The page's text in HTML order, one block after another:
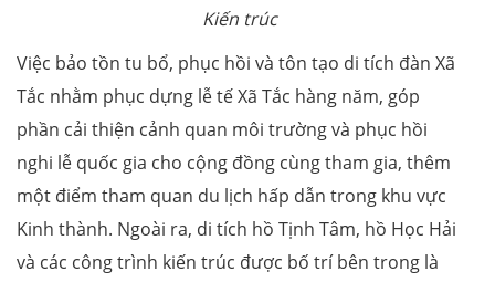
Kiến trúc
Việc bảo tồn tu bổ, phục hồi và tôn tạo di tích đàn Xã
Tắc nhằm phục dựng lễ tế Xã Tắc hàng năm, góp
phần cải thiện cảnh quan môi trường và phục hồi
nghi lễ quốc gia cho cộng đồng cùng tham gia, thêm
một điểm tham quan du lịch hấp dẫn trong khu vực
Kinh thành. Ngoài ra, di tích hồ Tịnh Tâm, hồ Học Hải
và các công trình kiến trúc được bố trí bên trong là